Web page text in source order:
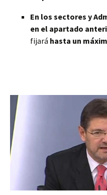
En los sectores y
en el apartado
fijará hasta un